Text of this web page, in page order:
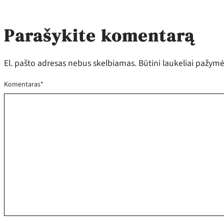
Parašykite komentarą
El. pašto adresas nebus skelbiamas. Būtini laukeliai
Komentaras*